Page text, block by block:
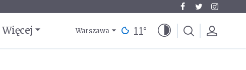
Więcej Warszawa 11°